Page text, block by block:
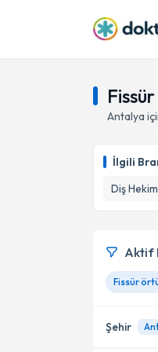
Antalya
İlgili
Diş
Aktif
Fissür
Şehir